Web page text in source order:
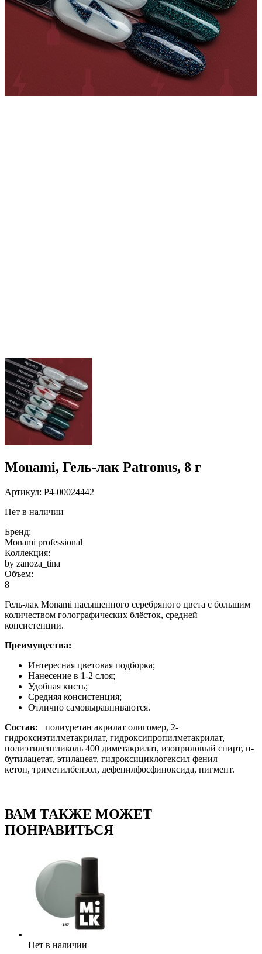
Monami, Гель-лак Patronus, 8 г
Артикул: P4-00024442
Нет в наличии
Бренд:
Monami professional
Коллекция:
by zanoza_tina
Объем:
8
Гель-лак Monami насыщенного серебряного цвета с большим
количеством голографических блёсток, средней
консистенции.
Преимущества:
Интересная цветовая подборка;
Нанесение в 1-2 слоя;
Удобная кисть;
Средняя консистенция;
Отлично самовыравниваются.
Состав: полиуретан акрилат олигомер, 2-
гидроксиэтилметакрилат, гидроксипропилметакрилат,
полиэтиленгликоль 400 диметакрилат, изоприловый спирт, н-
бутилацетат, этилацеат, гидроксициклогексил фенил
кетон, триметилбензол, дефенилфосфиноксида, пигмент.
ВАМ ТАКЖЕ МОЖЕТ
ПОНРАВИТЬСЯ
Нет в наличии